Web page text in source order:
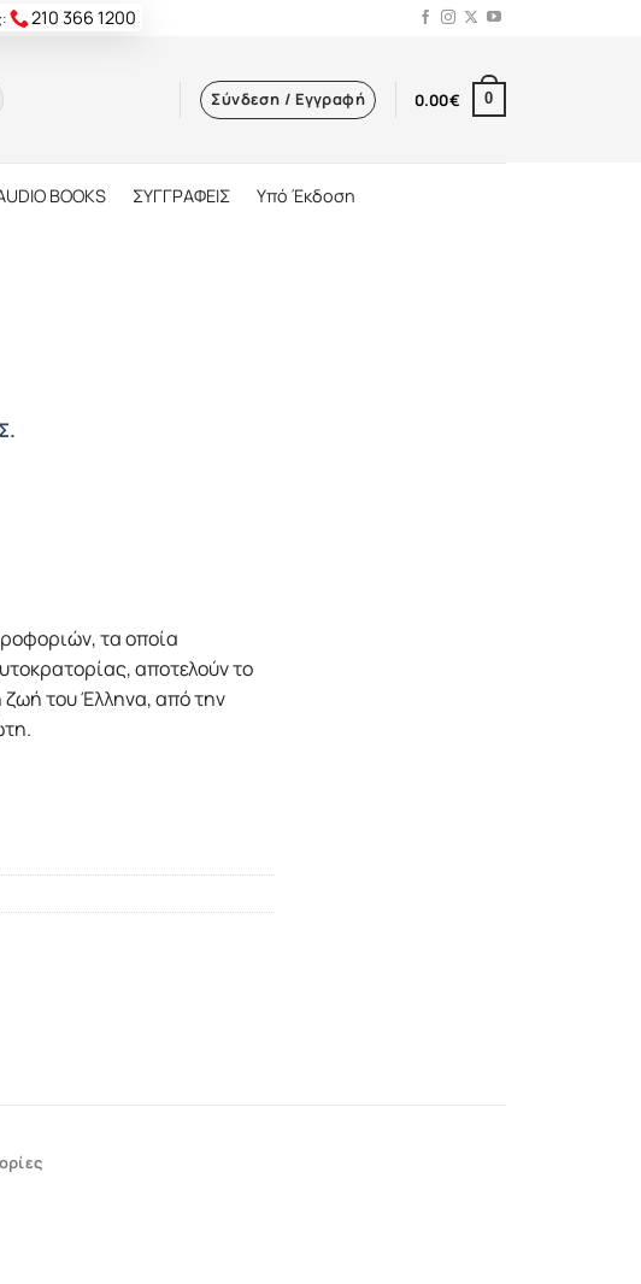
210 366 1200
Σύνδεση / Εγγραφή 0.00€ 0
BOOKS ΣΥΓΓΡΑΦΕΙΣ Υπό Έκδοση
τα οποία
αποτελούν το
ζωή του Έλληνα, από την